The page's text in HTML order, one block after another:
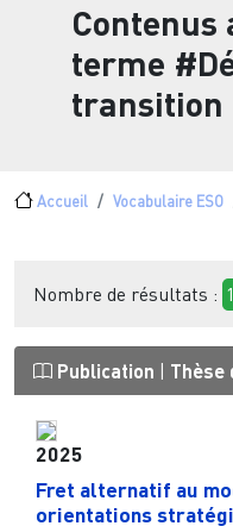
Contenus
terme
transition
Fil d'Ariane
Accueil Vocabulaire ESO
Nombre de résultats : 1
Publication Thèse
2025
Fret alternatif au
orientations